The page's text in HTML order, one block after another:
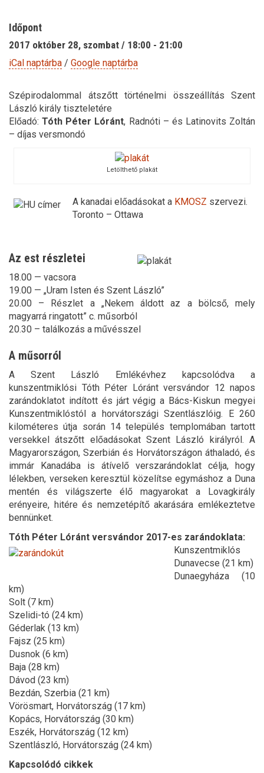
Időpont
2017 október 28, szombat / 18:00 - 21:00
iCal naptárba / Google naptárba
Szépirodalommal átszőtt történelmi összeállítás Szent
László király tiszteletére
Előadó:Tóth Péter Lóránt, Radnóti – és Latinovits Zoltán
– díjas versmondó
Letölthető plakát
A kanadai előadásokat a KMOSZ szervezi.
Toronto – Ottawa
Az est részletei
18.00 — vacsora
19.00 — „Uram Isten és Szent László”
20.00 – Részlet a „Nekem áldott az a bölcső, mely
magyarrá ringatott” c. műsorból
20.30 – találkozás a művésszel
A műsorról
A Szent László Emlékévhez kapcsolódva a
kunszentmiklósi Tóth Péter Lóránt versvándor 12 napos
zarándoklatot indított és járt végig a Bács-Kiskun megyei
Kunszentmiklóstól a horvátországi Szentlászlóig. E 260
kilométeres útja során 14 település templomában tartott
versekkel átszőtt előadásokat Szent László királyról. A
Magyarországon, Szerbián és Horvátországon áthaladó, és
immár Kanadába is átívelő verszarándoklat célja, hogy
lélekben, verseken keresztül közelítse egymáshoz a Duna
mentén és világszerte élő magyarokat a Lovagkirály
erényeire, hitére és nemzetépítő akarására emlékeztetve
bennünket.
Tóth Péter Lóránt versvándor 2017-es zarándoklata:
Kunszentmiklós
Dunavecse (21 km)
Dunaegyháza (10
km)
Solt (7 km)
Szelidi-tó (24 km)
Géderlak (13 km)
Fajsz (25 km)
Dusnok (6 km)
Baja (28 km)
Dávod (23 km)
Bezdán, Szerbia (21 km)
Vörösmart, Horvátország (17 km)
Kopács, Horvátország (30 km)
Eszék, Horvátország (12 km)
Szentlászló, Horvátország (24 km)
Kapcsolódó cikkek